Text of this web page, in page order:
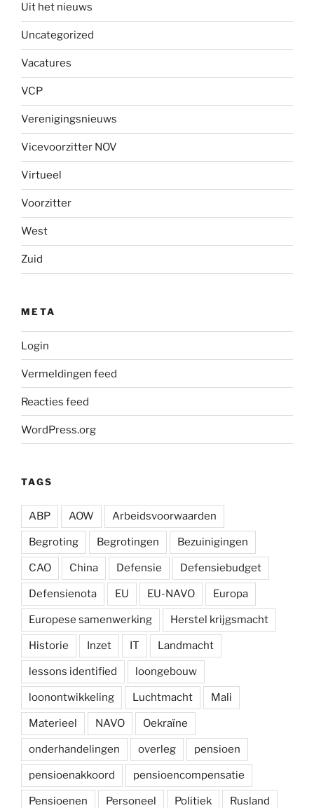
Uit het nieuws
Uncategorized
Vacatures
VCP
Verenigingsnieuws
Vicevoorzitter NOV
Virtueel
Voorzitter
West
Zuid
META
Login
Vermeldingen feed
Reacties feed
WordPress.org
TAGS
ABP AOW Arbeidsvoorwaarden
Begroting Begrotingen Bezuinigingen
CAO China Defensie Defensiebudget
Defensienota EU EU-NAVO Europa
Europese samenwerking Herstel krijgsmacht
Historie Inzet IT Landmacht
lessons identified loongebouw
loonontwikkeling Luchtmacht Mali
Materieel NAVO Oekraïne
onderhandelingen overleg pensioen
pensioenakkoord pensioencompensatie
Pensioenen Personeel Politiek Rusland